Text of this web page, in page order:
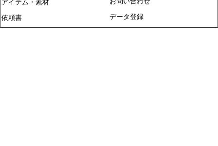
アイテム・素材
依頼書
データ登録